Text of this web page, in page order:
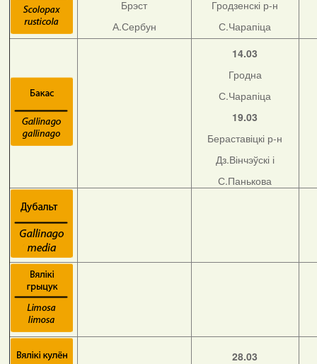
Брэст
А.Сербун
Гродзенскі р-н
С.Чарапіца
14.03
Гродна
С.Чарапіца
19.03
Бераставіцкі р-н
Дз.Вінчэўскі і
С.Панькова
28.03